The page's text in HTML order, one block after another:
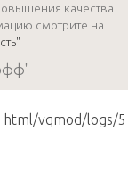
качества
смотрите на
vqmod/logs/